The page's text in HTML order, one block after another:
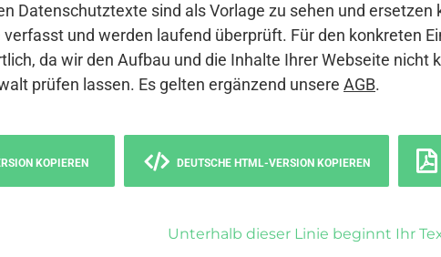
Datenschutztexte sind als Vorlage zu sehen und
und werden laufend überprüft. Für den konkreten
da wir den Aufbau und die Inhalte Ihrer Webseite
prüfen lassen. Es gelten ergänzend unsere AGB.
KOPIEREN DEUTSCHE HTML-VERSION KOPIEREN
Unterhalb dieser Linie beginnt Ihr